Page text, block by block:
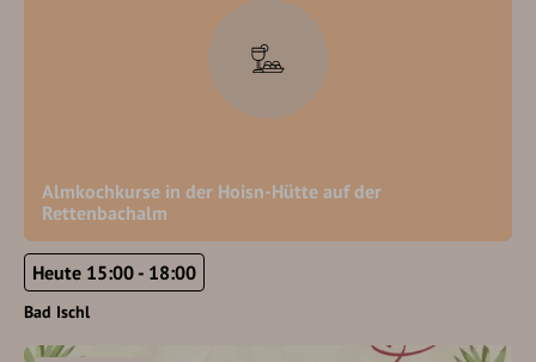
Almkochkurse in der Hoisn-Hütte auf der
Rettenbachalm
Heute 15:00 - 18:00
Bad Ischl